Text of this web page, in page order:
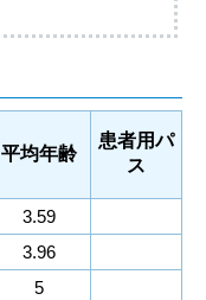
平均年齢
患者用パ
ス
3.59
3.96
5